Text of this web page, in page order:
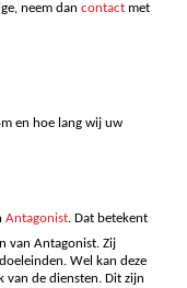
neem dan contact met
en hoe lang wij uw
Antagonist. Dat betekent
van Antagonist. Zij
Wel kan deze
van de diensten. Dit zijn